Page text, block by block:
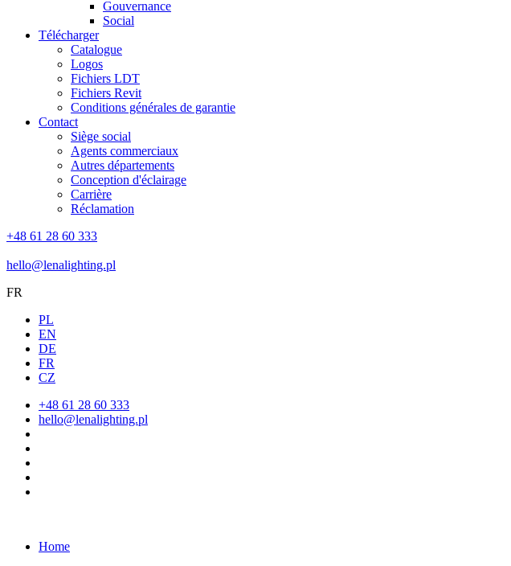
Gouvernance
Social
Télécharger
Catalogue
Logos
Fichiers LDT
Fichiers Revit
Conditions générales de garantie
Contact
Siège social
Agents commerciaux
Autres départements
Conception d'éclairage
Carrière
Réclamation
+48 61 28 60 333
hello@lenalighting.pl
FR
PL
EN
DE
FR
CZ
+48 61 28 60 333
hello@lenalighting.pl
Home